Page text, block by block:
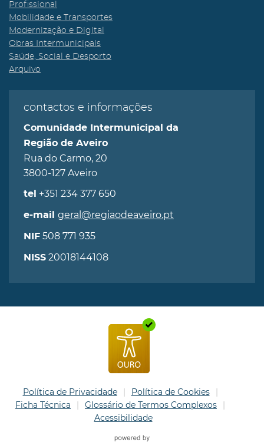
Profissional
Mobilidade e Transportes
Modernização e Digital
Obras Intermunicipais
Saúde, Social e Desporto
Arquivo
contactos e informações
Comunidade Intermunicipal da
Região de Aveiro
Rua do Carmo, 20
3800-127 Aveiro
tel +351 234 377 650
e-mail geral@regiaodeaveiro.pt
NIF 508 771 935
NISS 20018144108
Política de Privacidade
Política de Cookies
Ficha Técnica
Glossário de Termos Complexos
Acessibilidade